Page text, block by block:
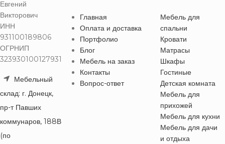
Евгений
Викторович
ИНН
931100189806
ОГРНИП
323930100127931
Мебельный
склад: г. Донецк,
пр-т Павших
коммунаров, 188В
(по
Главная
Оплата и доставка
Портфолио
Блог
Мебель на заказ
Контакты
Вопрос-ответ
Мебель для
спальни
Кровати
Матрасы
Шкафы
Гостиные
Детская комната
Мебель для
прихожей
Мебель для кухни
Мебель для дачи
и отдыха